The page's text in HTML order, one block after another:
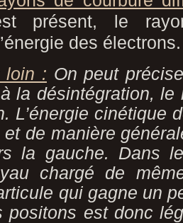
présent, le
des électrons.
loin : On peut
la désintégration,
L’énergie cinétique
de manière
la gauche. Dans
chargé de
qui gagne un
positons est donc